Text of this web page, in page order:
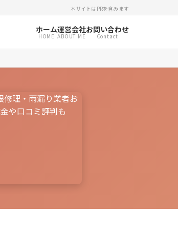
本サイトはPRを含みます
ホーム
HOME
運営会社
ABOUT ME
お問い合わせ
Contact